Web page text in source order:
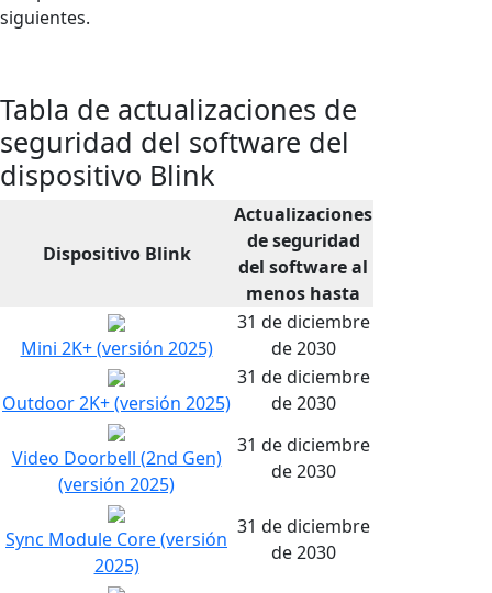
siguientes.
Tabla de actualizaciones de
seguridad del software del
dispositivo Blink
Dispositivo Blink
Actualizaciones
de seguridad
del software al
menos hasta
Mini 2K+ (versión 2025)
31 de diciembre
de 2030
Outdoor 2K+ (versión 2025)
31 de diciembre
de 2030
Video Doorbell (2nd Gen)
(versión 2025)
31 de diciembre
de 2030
Sync Module Core (versión
2025)
31 de diciembre
de 2030